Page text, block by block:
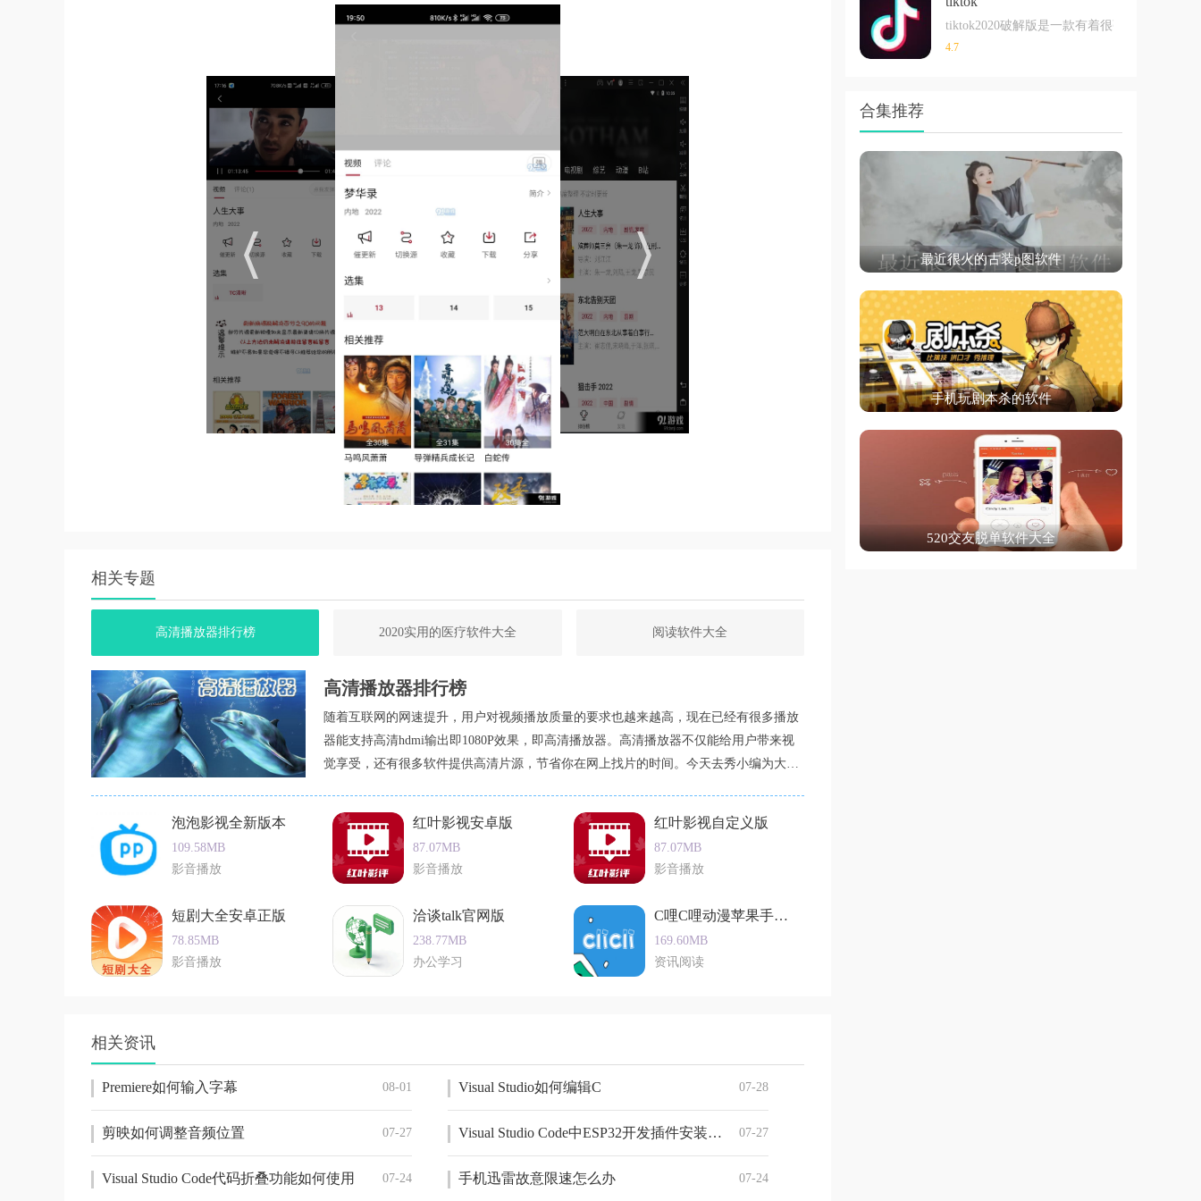
软件创新
1. 实时更新：不晚屋实时更新影视资源，确保用户能够第一时间观看到最新的影视作品。
2. 离线下载：支持视频下载功能，用户可以将喜欢的影视资源下载到本地，随时随地观看。
3. 投屏功能：软件支持投屏功能，用户可以将手机上的影视内容投屏到电视上，享受大屏观影的乐趣。
4. 个性化设置：用户可以根据自己的喜好调整软件的字体大小、背景颜色等设置，打造个性化的观影体验。
1. 免费观看：不晚屋提供免费的观影服务，用户无需付费即可观看各种影视内容。
2. 无广告打扰：软件全程无广告打扰，用户可以安心观影。
3. 多功能支持：除了观影功能外，不晚屋还支持小说阅读、听书等多种功能，满足用户多样化的娱乐需求。
4. 社交互动：用户可以在软件内发表评论、分享观影心得，与其他用户进行互动交流。
5. 跨平台兼容：软件支持多种安卓设备，兼容性好，用户无需担心设备兼容性问题。
相关专题
高清播放器排行榜 2020实用的医疗软件大全 阅读软件大全
高清播放器排行榜
随着互联网的网速提升，用户对视频播放质量的要求也越来越高，现在已经有很多播放
器能支持高清hdmi输出即1080P效果，即高清播放器。高清播放器不仅能给用户带来视
觉享受，还有很多软件提供高清片源，节省你在网上找片的时间。今天去秀小编为大家
泡泡影视全新版本
109.58MB
影音播放
红叶影视安卓版
87.07MB
影音播放
红叶影视自定义版
87.07MB
影音播放
短剧大全安卓正版
78.85MB
影音播放
洽谈talk官网版
238.77MB
办公学习
C哩C哩动漫苹果手机版
169.60MB
资讯阅读
相关资讯
08-01
Premiere如何输入字幕 07-28
Visual Studio如何编辑C
07-27
剪映如何调整音频位置 07-27
Visual Studio Code中ESP32开发插件安装失败如何解决
07-24
Visual Studio Code代码折叠功能如何使用 07-24
手机迅雷故意限速怎么办
tiktok2020破解版是一款有着很强大的社交属
4.7
合集推荐
最近很火的古装p图软件
手机玩剧本杀的软件
520交友脱单软件大全